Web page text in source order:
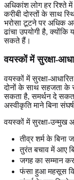
अधिकांश लोग हर रिश्ते
करीबी दोस्तों के साथ
भरोसा टूटने पर अधिक
ढांचा उपयोगी है, क्योंकि
सकते हैं।
वयस्कों में सुरक्षा-
वयस्कों में सुरक्षा-
दोनों के साथ सहजता के
सकता है, समर्थन दे
अस्वीकृति माने बिना
वयस्कों में सुरक्षा-उन्मुख
तीव्र शर्म के बिना
तुरंत बचाव में आए
जगह का सम्मान
फंसा हुआ महसूस